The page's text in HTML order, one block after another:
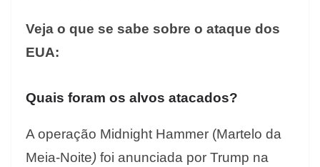
Veja o que se sabe sobre o ataque dos
EUA:
Quais foram os alvos atacados?
A operação Midnight Hammer (Martelo da
Meia-Noite) foi anunciada por Trump na